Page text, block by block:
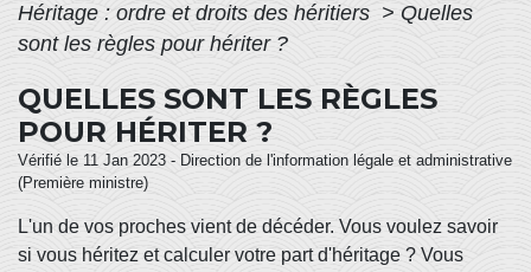
Héritage : ordre et droits des héritiers > Quelles
sont les règles pour hériter ?
QUELLES SONT LES RÈGLES
POUR HÉRITER ?
Vérifié le 11 Jan 2023 - Direction de l'information légale et administrative
(Première ministre)
L'un de vos proches vient de décéder. Vous voulez savoir
si vous héritez et calculer votre part d'héritage ? Vous